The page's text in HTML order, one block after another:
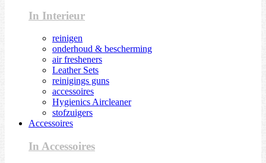
In Interieur
reinigen
onderhoud & bescherming
air fresheners
Leather Sets
reinigings guns
accessoires
Hygienics Aircleaner
stofzuigers
Accessoires
In Accessoires